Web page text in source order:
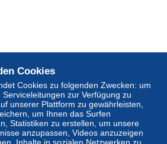
ist der Sitz des Versteigerers:
Käufer ergebenden Streitigkeiten,
juristische Person des
Der gleiche Gerichtsstand
nach Vertragsabschluß seinen
oder gewöhnlicher Aufenthaltsort
Cookies
Cookies zu folgenden Zwecken: um
zur Verfügung zu
unserer Plattform zu gewährleisten,
um Ihnen das Surfen
Statistiken zu erstellen, um unsere
anzupassen, Videos anzuzeigen